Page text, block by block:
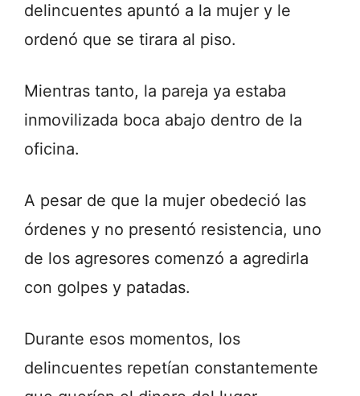
delincuentes apuntó a la mujer y le
ordenó que se tirara al piso.
Mientras tanto, la pareja ya estaba
inmovilizada boca abajo dentro de la
oficina.
A pesar de que la mujer obedeció las
órdenes y no presentó resistencia, uno
de los agresores comenzó a agredirla
con golpes y patadas.
Durante esos momentos, los
delincuentes repetían constantemente